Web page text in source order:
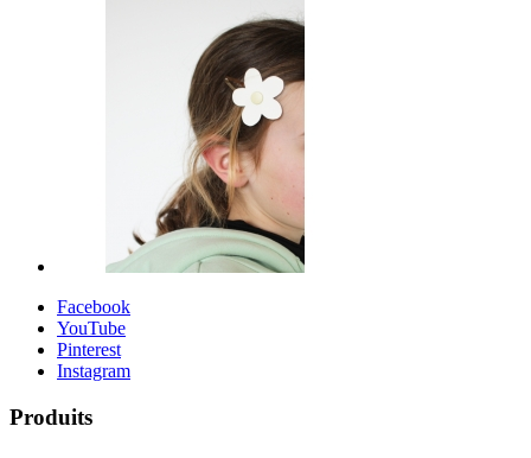
Facebook
YouTube
Pinterest
Instagram
Produits